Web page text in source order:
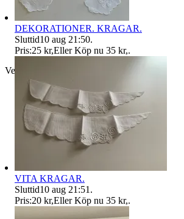
Verifierad
DEKORATIONER. KRAGAR.
Sluttid10 aug 21:50.
Pris:25 kr,Eller Köp nu 35 kr,.
VITA KRAGAR.
Sluttid10 aug 21:51 .
Pris:20 kr,Eller Köp nu 35 kr,.